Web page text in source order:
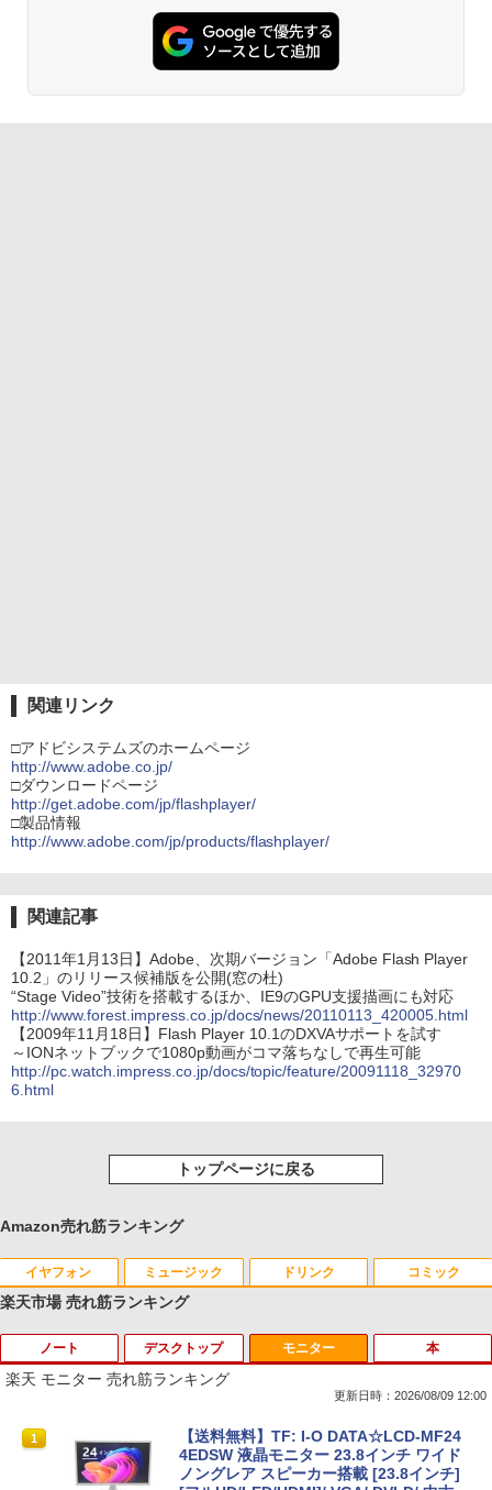
関連リンク
□アドビシステムズのホームページ
http://www.adobe.co.jp/
□ダウンロードページ
http://get.adobe.com/jp/flashplayer/
□製品情報
http://www.adobe.com/jp/products/flashplayer/
関連記事
【2011年1月13日】Adobe、次期バージョン「Adobe Flash Player
10.2」のリリース候補版を公開(窓の杜)
“Stage Video”技術を搭載するほか、IE9のGPU支援描画にも対応
http://www.forest.impress.co.jp/docs/news/20110113_420005.html
【2009年11月18日】Flash Player 10.1のDXVAサポートを試す
～IONネットブックで1080p動画がコマ落ちなしで再生可能
http://pc.watch.impress.co.jp/docs/topic/feature/20091118_32970
6.html
トップページに戻る
Amazon売れ筋ランキング
イヤフォン
Anker Soundcore P40i オフホワイト
￥7,990
ミュージック
BRUCE WAYNE feat. Flo Milli, ATL Jacob
[Explicit]
ドリンク
【Amazon.co.jp限定】 い・ろ・は・す 2L P
ET ラベルレス ×8本
コミック
薬屋のひとりごと 17巻 (デジタル版ビッグガ
ンガンコミックス)
楽天市場 売れ筋ランキング
ノート
1
【今だけ】全品ポイント10倍 お買い物マ
ラソン★8/4～8/11★【2031年6月までO
S更新可能】dynabook Chromebook C
デスクトップ
1 キヤノン 9967B001
￥5,380
モニター
楽天 モニター 売れ筋ランキング
更新日時：2026/08/09 12:00
1
【送料無料】TF: I-O DATA☆LCD-MF24
4EDSW 液晶モニター 23.8インチ ワイド
ノングレア スピーカー搭載 [23.8インチ]
本